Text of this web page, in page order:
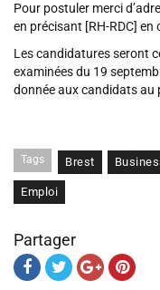
Pour postuler merci
en précisant [RH-RDC] en
Les candidatures seront
examinées du 19
donnée aux candidats au
Tags Brest
Emploi
Partager